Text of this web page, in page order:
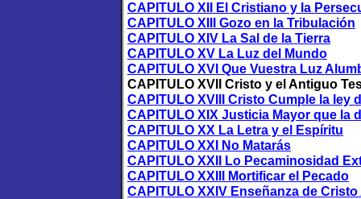
CAPITULO XII El Cristiano y la
CAPITULO XIII Gozo en la Tribulación
CAPITULO XIV La Sal de la Tierra
CAPITULO XV La Luz del Mundo
CAPITULO XVI Que Vuestra Luz
CAPITULO XVII Cristo y el Antiguo
CAPITULO XVIII Cristo Cumple la ley
CAPITULO XIX Justicia Mayor que la
CAPITULO XX La Letra y el Espíritu
CAPITULO XXI No Matarás
CAPITULO XXII Lo Pecaminosidad
CAPITULO XXIII Mortificar el Pecado
CAPITULO XXIV Enseñanza de